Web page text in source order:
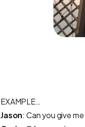
EXAMPLE…
Jason: Can you give